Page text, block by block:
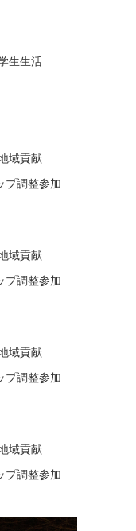
生生活
域貢献
プ調整参加
域貢献
プ調整参加
域貢献
プ調整参加
域貢献
プ調整参加